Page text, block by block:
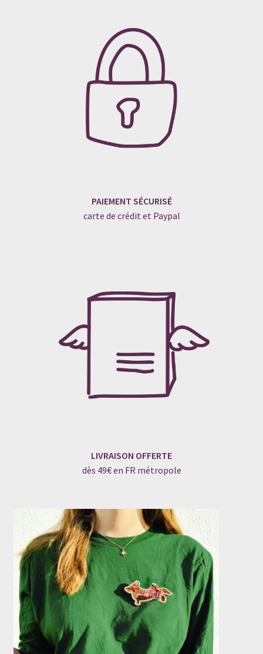
PAIEMENT SÉCURISÉ
carte de crédit et Paypal
LIVRAISON OFFERTE
dès 49€ en FR métropole